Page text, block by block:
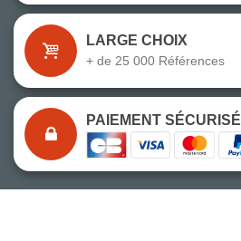
LARGE CHOIX
+ de 25 000 Références
PAIEMENT SÉCURISÉ